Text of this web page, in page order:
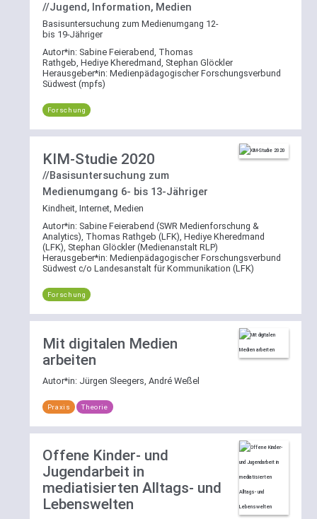
//Jugend, Information, Medien
Basisuntersuchung zum Medienumgang 12-
bis 19-Jähriger
Autor*in: Sabine Feierabend, Thomas
Rathgeb, Hediye Kheredmand, Stephan Glöckler
Herausgeber*in: Medienpädagogischer Forschungsverbund
Südwest (mpfs)
Forschung
KIM-Studie 2020
//Basisuntersuchung zum
Medienumgang 6- bis 13-Jähriger
Kindheit, Internet, Medien
Autor*in: Sabine Feierabend (SWR Medienforschung &
Analytics), Thomas Rathgeb (LFK), Hediye Kheredmand
(LFK), Stephan Glöckler (Medienanstalt RLP)
Herausgeber*in: Medienpädagogischer Forschungsverbund
Südwest c/o Landesanstalt für Kommunikation (LFK)
Forschung
Mit digitalen Medien
arbeiten
Autor*in: Jürgen Sleegers, André Weßel
Praxis Theorie
Offene Kinder- und
Jugendarbeit in
mediatisierten Alltags- und
Lebenswelten